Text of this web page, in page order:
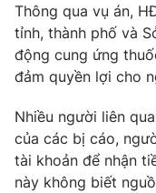
Thông qua vụ án,
tỉnh, thành phố và
động cung ứng
đảm quyền lợi cho
Nhiều người liên
của các bị cáo,
tài khoản để nhận
này không biết